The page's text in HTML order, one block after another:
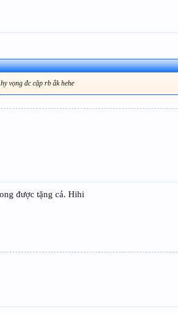
vọng đc cặp rb ắk hehe
được tặng cá. Hihi